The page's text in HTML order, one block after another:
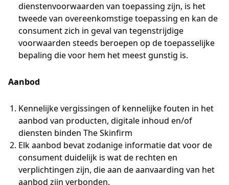
dienstenvoorwaarden van toepassing zijn, is het
tweede van overeenkomstige toepassing en kan de
consument zich in geval van tegenstrijdige
voorwaarden steeds beroepen op de toepasselijke
bepaling die voor hem het meest gunstig is.
Aanbod
Kennelijke vergissingen of kennelijke fouten in het
aanbod van producten, digitale inhoud en/of
diensten binden The Skinfirm
Elk aanbod bevat zodanige informatie dat voor de
consument duidelijk is wat de rechten en
verplichtingen zijn, die aan de aanvaarding van het
aanbod zijn verbonden.